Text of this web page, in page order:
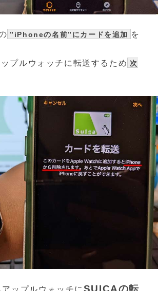
”iPhoneの名前”にカードを追加
を
プルウォッチに転送するため 次
SUICAの転